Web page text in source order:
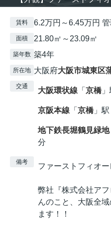
賃料 6.2万円～6.45万円
面積 21.80㎡～23.09㎡
築年数 築4年
所在地 大阪府大阪市城東区
交通 大阪環状線 「 京橋」
京阪本線 「 京橋」駅
地下鉄長堀鶴見緑地
分
備考 ファーストフィオ
弊社『株式会社ア
んのこと、大阪全
ます！！